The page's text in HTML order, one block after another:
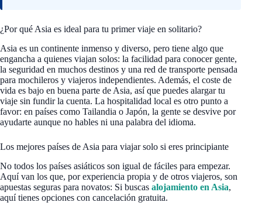
¿Por qué Asia es ideal para tu primer viaje en solitario?
Asia es un continente inmenso y diverso, pero tiene algo que
engancha a quienes viajan solos: la facilidad para conocer gente,
la seguridad en muchos destinos y una red de transporte pensada
para mochileros y viajeros independientes. Además, el coste de
vida es bajo en buena parte de Asia, así que puedes alargar tu
viaje sin fundir la cuenta. La hospitalidad local es otro punto a
favor: en países como Tailandia o Japón, la gente se desvive por
ayudarte aunque no hables ni una palabra del idioma.
Los mejores países de Asia para viajar solo si eres principiante
No todos los países asiáticos son igual de fáciles para empezar.
Aquí van los que, por experiencia propia y de otros viajeros, son
apuestas seguras para novatos: Si buscas alojamiento en Asia,
aquí tienes opciones con cancelación gratuita.